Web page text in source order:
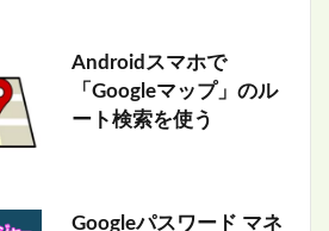
Androidスマホで
「Googleマップ」のル
ート検索を使う
Googleパスワード マネ